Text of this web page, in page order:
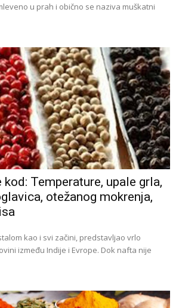
u prah i obično se naziva muškatni
kod: Temperature, upale grla,
otežanog mokrenja,
kao i svi začini, predstavljao vrlo
između Indije i Evrope. Dok nafta nije